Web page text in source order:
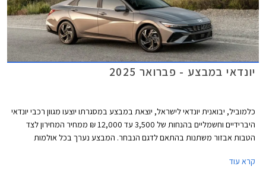
יונדאי במבצע - פברואר 2025
כלמוביל, יבואנית יונדאי לישראל, יוצאת במבצע במסגרתו יוצעו מגוון רכבי יונדאי
היברידיים וחשמליים בהנחות של 3,500 עד 12,000 ₪ ממחיר המחירון לצד
הטבות אבזור משתנות בהתאם לדגם הנבחר. המבצע נערך בכל אולמות
קרא עוד